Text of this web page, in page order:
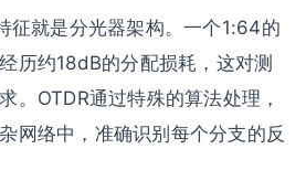
征就是分光器架构。一个1:64的
历约18dB的分配损耗，这对测
。OTDR通过特殊的算法处理，
网络中，准确识别每个分支的反